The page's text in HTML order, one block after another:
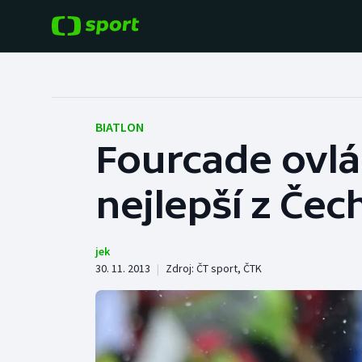
Hokej
Tenis
Cyklistika
Baseball a softbal
Basketbal
Boby a skeleton
Box
BIATLON
Fourcade
nejlepší z
jek
30. 11. 2013 | Zdroj: ČT sport, ČTK